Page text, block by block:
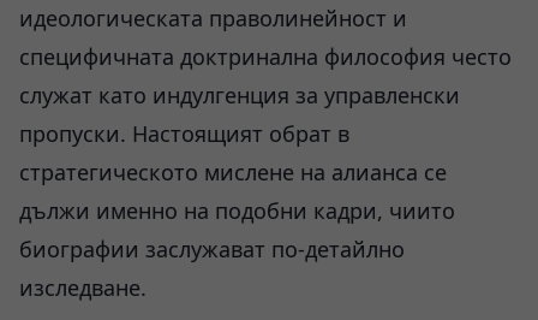
идеологическата праволинейност и
специфичната доктринална философия често
служат като индулгенция за управленски
пропуски. Настоящият обрат в
стратегическото мислене на алианса се
дължи именно на подобни кадри, чиито
биографии заслужават по-детайлно
изследване.